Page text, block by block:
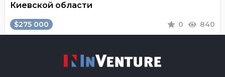
Киевской области
$275 000 0 840